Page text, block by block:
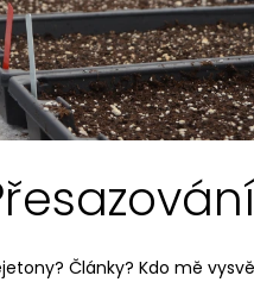
Články? Kdo mě